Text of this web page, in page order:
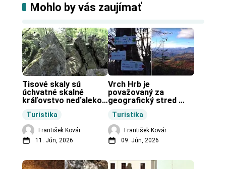
Mohlo by vás zaujímať
Turistika
Tisové skaly sú
úchvatné skalné
kráľovstvo neďaleko
František Kovár
11. Jún, 2026
Turistika
Vrch Hrb je
považovaný za
geografický stred
František Kovár
09. Jún, 2026